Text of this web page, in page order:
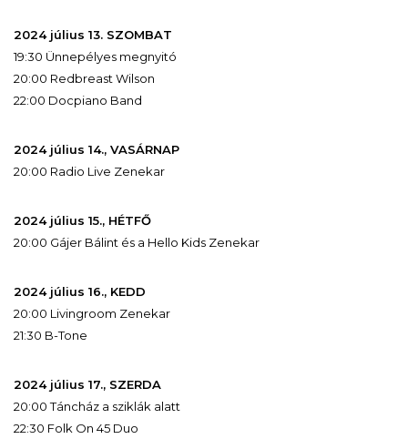
2024 július 13. SZOMBAT
19:30 Ünnepélyes megnyitó
20:00 Redbreast Wilson
22:00 Docpiano Band
2024 július 14., VASÁRNAP
20:00 Radio Live Zenekar
2024 július 15., HÉTFŐ
20:00 Gájer Bálint és a Hello Kids Zenekar
2024 július 16., KEDD
20:00 Livingroom Zenekar
21:30 B-Tone
2024 július 17., SZERDA
20:00 Táncház a sziklák alatt
22:30 Folk On 45 Duo